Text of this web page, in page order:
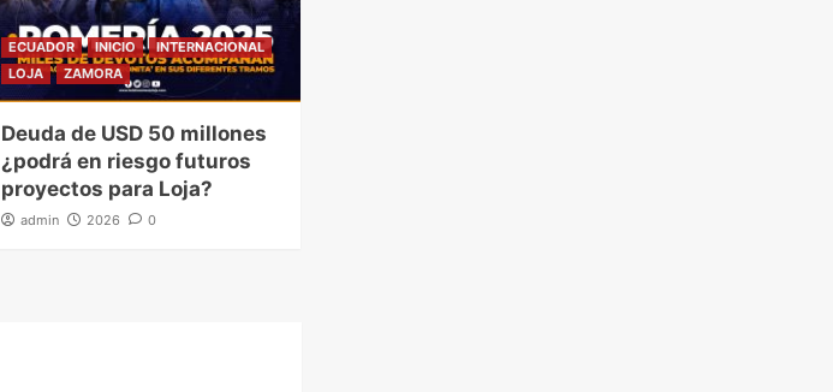
ECUADOR INICIO
INTERNACIONAL
LOJA
ZAMORA
Deuda de USD 50 millones
¿podrá en riesgo futuros
proyectos para Loja?
admin 2026 0